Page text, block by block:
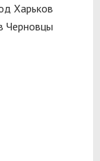
Харьков
Черновцы